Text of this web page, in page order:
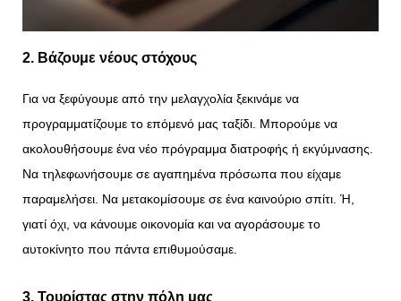
2. Βάζουμε νέους στόχους
Για να ξεφύγουμε από την μελαγχολία ξεκινάμε να
προγραμματίζουμε το επόμενό μας ταξίδι. Μπορούμε να
ακολουθήσουμε ένα νέο πρόγραμμα διατροφής ή εκγύμνασης.
Να τηλεφωνήσουμε σε αγαπημένα πρόσωπα που είχαμε
παραμελήσει. Να μετακομίσουμε σε ένα καινούριο σπίτι. Ή,
γιατί όχι, να κάνουμε οικονομία και να αγοράσουμε το
αυτοκίνητο που πάντα επιθυμούσαμε.
3. Τουρίστας στην πόλη μας